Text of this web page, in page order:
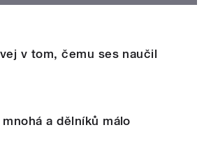
v tom, čemu ses naučil
a dělníků málo